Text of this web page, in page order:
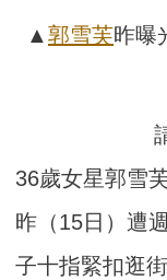
▲ 郭雪芙昨曝
36歲女星郭雪
昨（15日）遭
子十指緊扣逛